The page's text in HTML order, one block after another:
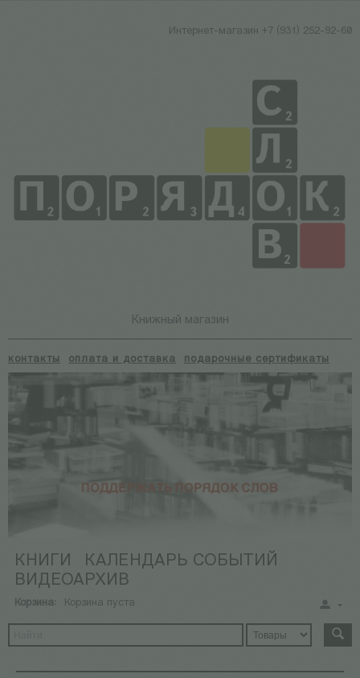
Интернет-магазин +7 (931) 252-92-60
Книжный магазин
контакты оплата и доставка подарочные сертификаты
КНИГИ
КАЛЕНДАРЬ СОБЫТИЙ
ВИДЕОАРХИВ
Корзина: Корзина пуста